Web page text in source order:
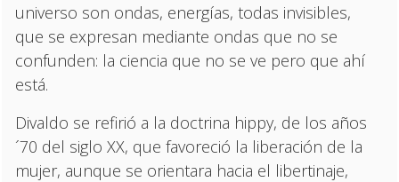
universo son ondas, energías, todas invisibles,
que se expresan mediante ondas que no se
confunden: la ciencia que no se ve pero que ahí
está.
Divaldo se refirió a la doctrina hippy, de los años
´70 del siglo XX, que favoreció la liberación de la
mujer, aunque se orientara hacia el libertinaje,